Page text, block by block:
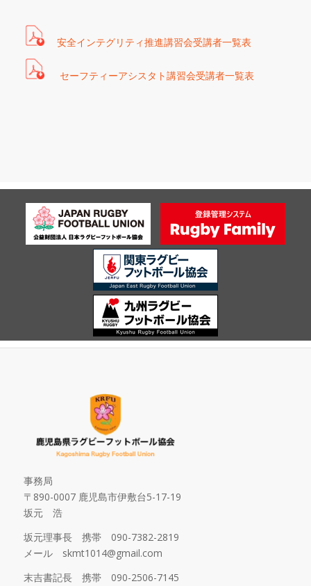
安全インテグリティ推進講習会受講者一覧表
セーフティーアシスタト講習会受講者一覧表
事務局
〒890-0007 鹿児島市伊敷台5-17-19
坂元 浩
坂元理事長 携帯 090-7382-2819
メール skmt1014@gmail.com
末吉書記長 携帯 090-2506-7145